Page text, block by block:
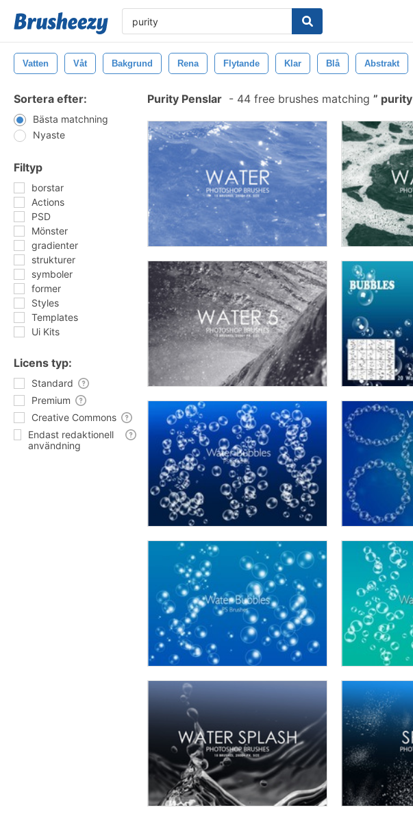
Vatten Våt Bakgrund Rena Flytande Klar Blå Abstrakt
Sortera efter:
Bästa matchning
Nyaste
Filtyp
borstar
Actions
PSD
Mönster
gradienter
strukturer
symboler
former
Styles
Templates
Ui Kits
Licens typ:
Standard
Premium
Creative Commons
Endast redaktionell
användning
Purity Penslar - 44 free brushes matching purity